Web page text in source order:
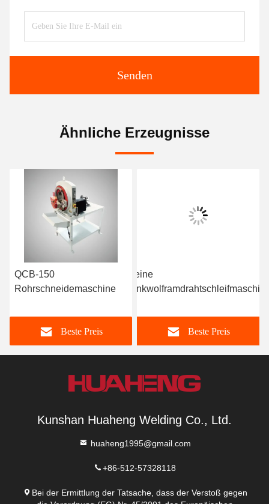
Senden
Ähnliche Erzeugnisse
QCB-150
Rohrschneidemaschine
Beste Preis
Kleine
Beste Preis
Kunshan Huaheng Welding Co., Ltd.
huaheng1995@gmail.com
+86-512-57328118
Bei der Ermittlung der Tatsache, dass der Verstoß gegen